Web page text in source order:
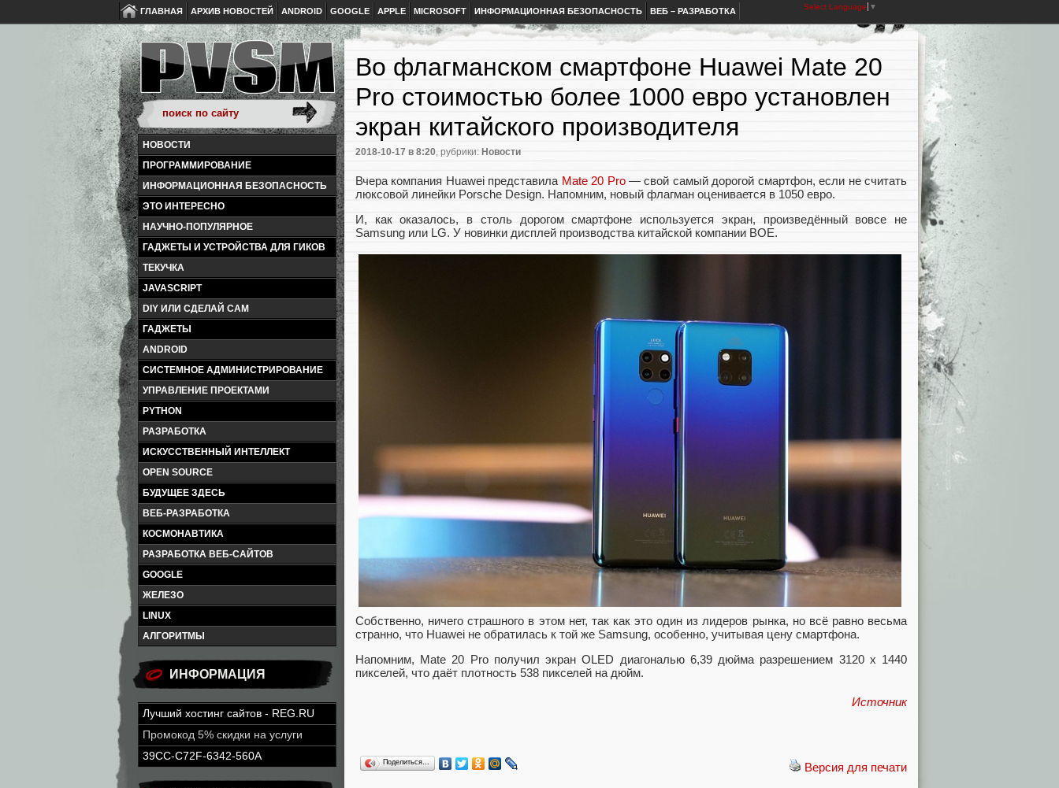
ГЛАВНАЯ АРХИВ НОВОСТЕЙ ANDROID GOOGLE APPLE MICROSOFT ИНФОРМАЦИОННАЯ БЕЗОПАСНОСТЬ ВЕБ – РАЗРАБОТКА Select Language ▼
НОВОСТИ
ПРОГРАММИРОВАНИЕ
ИНФОРМАЦИОННАЯ БЕЗОПАСНОСТЬ
ЭТО ИНТЕРЕСНО
НАУЧНО-ПОПУЛЯРНОЕ
ГАДЖЕТЫ И УСТРОЙСТВА ДЛЯ ГИКОВ
ТЕКУЧКА
JAVASCRIPT
DIY ИЛИ СДЕЛАЙ САМ
ГАДЖЕТЫ
ANDROID
СИСТЕМНОЕ АДМИНИСТРИРОВАНИЕ
УПРАВЛЕНИЕ ПРОЕКТАМИ
PYTHON
РАЗРАБОТКА
ИСКУССТВЕННЫЙ ИНТЕЛЛЕКТ
OPEN SOURCE
БУДУЩЕЕ ЗДЕСЬ
ВЕБ-РАЗРАБОТКА
КОСМОНАВТИКА
РАЗРАБОТКА ВЕБ-САЙТОВ
GOOGLE
ЖЕЛЕЗО
LINUX
АЛГОРИТМЫ
ИНФОРМАЦИЯ
Лучший хостинг сайтов - REG.RU
Промокод 5% скидки на услуги
39CC-C72F-6342-560A
Во флагманском смартфоне Huawei Mate 20
Pro стоимостью более 1000 евро установлен
экран китайского производителя
2018-10-17 в 8:20, рубрики: Новости
Вчера компания Huawei представила Mate 20 Pro— свой самый дорогой смартфон, если не считать
люксовой линейки Porsche Design. Напомним, новый флагман оценивается в 1050 евро.
И, как оказалось, в столь дорогом смартфоне используется экран, произведённый вовсе не
Samsung или LG. У новинки дисплей производства китайской компании BOE.
Собственно, ничего страшного в этом нет, так как это один из лидеров рынка, но всё равно весьма
странно, что Huawei не обратилась к той же Samsung, особенно, учитывая цену смартфона.
Напомним, Mate 20 Pro получил экран OLED диагональю 6,39 дюйма разрешением 3120 х 1440
пикселей, что даёт плотность 538 пикселей на дюйм.
Источник
Версия для печати
Поделиться…